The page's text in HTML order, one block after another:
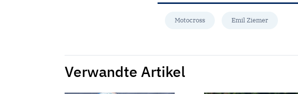
Motocross Emil Ziemer
Verwandte Artikel